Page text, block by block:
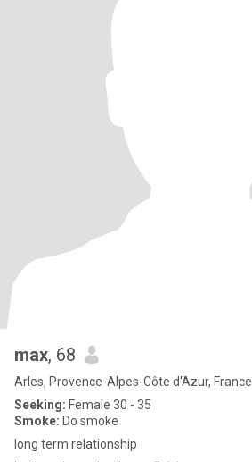
max, 68
Arles, Provence-Alpes-Côte d'Azur, France
Seeking: Female 30 - 35
Smoke: Do smoke
long term relationship